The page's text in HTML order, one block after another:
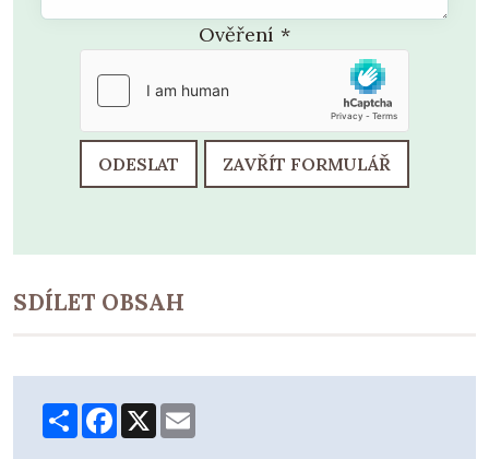
Ověření *
ODESLAT ZAVŘÍT FORMULÁŘ
SDÍLET OBSAH
ShareFacebook
X